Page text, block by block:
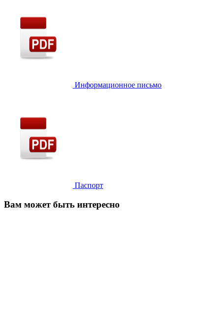
Информационное письмо
Паспорт
Вам может быть интересно